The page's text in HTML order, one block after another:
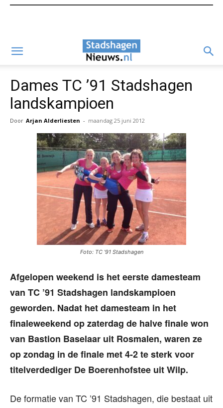
Dames TC ’91 Stadshagen
landskampioen
Door Arjan Alderliesten - maandag 25 juni 2012
Foto: TC ’91 Stadshagen
Afgelopen weekend is het eerste damesteam
van TC ’91 Stadshagen landskampioen
geworden. Nadat het damesteam in het
finaleweekend op zaterdag de halve finale won
van Bastion Baselaar uit Rosmalen, waren ze
op zondag in de finale met 4-2 te sterk voor
titelverdediger De Boerenhofstee uit Wilp.
De formatie van TC ’91 Stadshagen, die bestaat uit